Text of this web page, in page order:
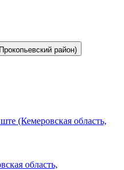
район)
(Кемеровская область,
область,